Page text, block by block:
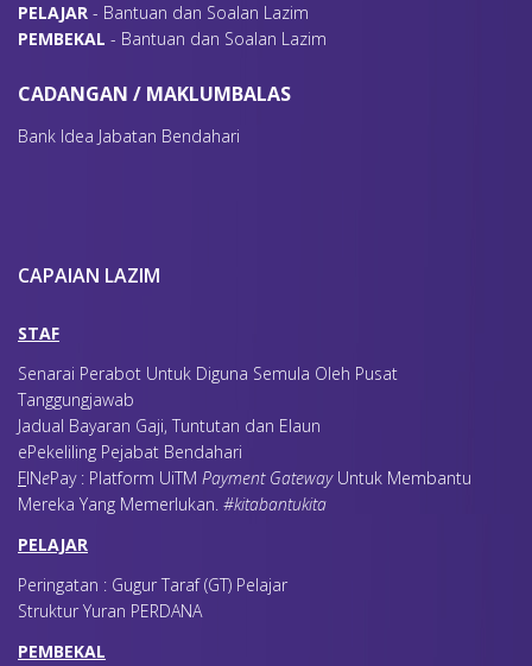
PELAJAR - Bantuan dan Soalan Lazim
PEMBEKAL - Bantuan dan Soalan Lazim
CADANGAN / MAKLUMBALAS
Bank Idea Jabatan Bendahari
CAPAIAN LAZIM
STAF
Senarai Perabot Untuk Diguna Semula Oleh Pusat
Tanggungjawab
Jadual Bayaran Gaji, Tuntutan dan Elaun
ePekeliling Pejabat Bendahari
FINePay : Platform UiTM Payment GatewayUntuk Membantu
Mereka Yang Memerlukan. #kitabantukita
PELAJAR
Peringatan : Gugur Taraf (GT) Pelajar
Struktur Yuran PERDANA
PEMBEKAL